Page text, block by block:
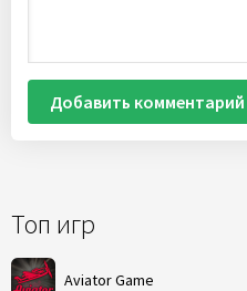
Топ игр
Aviator Game
Добавить комментарий